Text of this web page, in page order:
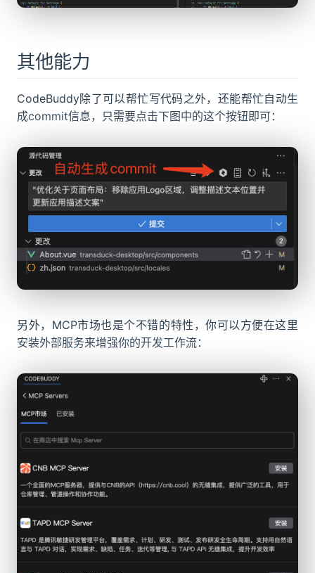
其他能力
CodeBuddy除了可以帮忙写代码之外，还能帮忙自动生
成commit信息，只需要点击下图中的这个按钮即可：
另外，MCP市场也是个不错的特性，你可以方便在这里
安装外部服务来增强你的开发工作流：